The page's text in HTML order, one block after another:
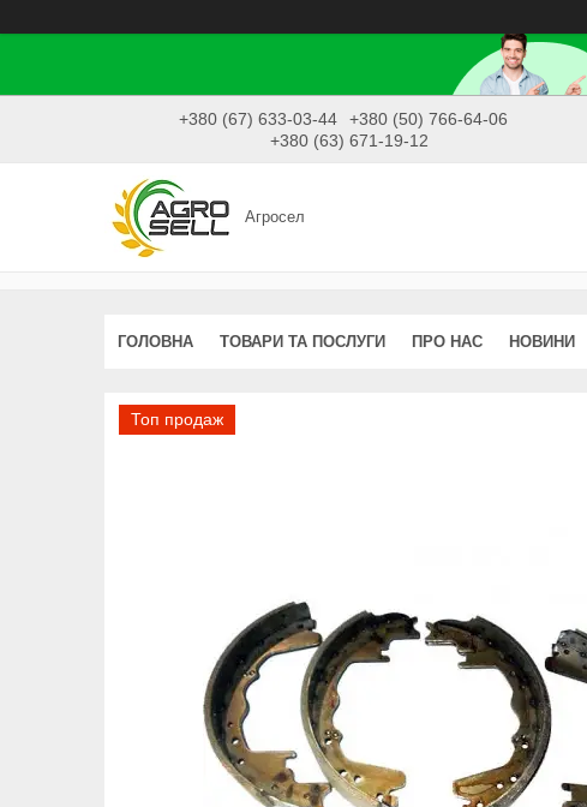
+380 (67) 633-03-44
+380 (50) 766-64-06
+380 (63) 671-19-12
Агросел
ГОЛОВНА ТОВАРИ ТА ПОСЛУГИ ПРО НАС НОВИНИ
Топ продаж